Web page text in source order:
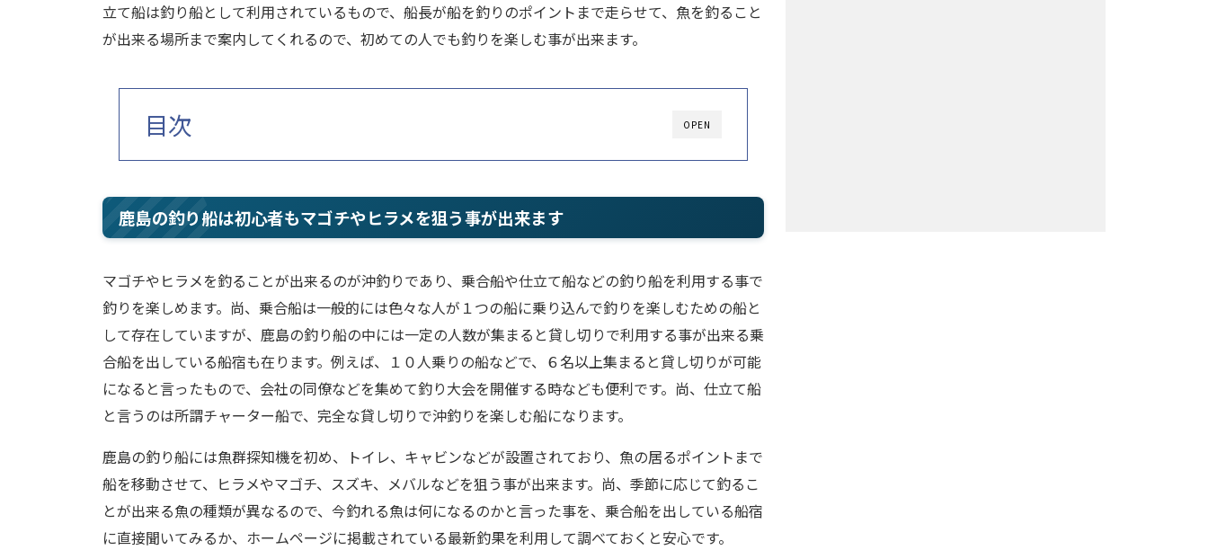
立て船は釣り船として利用されているもので、船長が船を釣りのポイントまで走らせて、魚を釣ること
が出来る場所まで案内してくれるので、初めての人でも釣りを楽しむ事が出来ます。
OPEN
目次
鹿島の釣り船は初心者もマゴチやヒラメを狙う事が出来ます
マゴチやヒラメを釣ることが出来るのが沖釣りであり、乗合船や仕立て船などの釣り船を利用する事で
釣りを楽しめます。尚、乗合船は一般的には色々な人が１つの船に乗り込んで釣りを楽しむための船と
して存在していますが、鹿島の釣り船の中には一定の人数が集まると貸し切りで利用する事が出来る乗
合船を出している船宿も在ります。例えば、１０人乗りの船などで、６名以上集まると貸し切りが可能
になると言ったもので、会社の同僚などを集めて釣り大会を開催する時なども便利です。尚、仕立て船
と言うのは所謂チャーター船で、完全な貸し切りで沖釣りを楽しむ船になります。
鹿島の釣り船には魚群探知機を初め、トイレ、キャビンなどが設置されており、魚の居るポイントまで
船を移動させて、ヒラメやマゴチ、スズキ、メバルなどを狙う事が出来ます。尚、季節に応じて釣るこ
とが出来る魚の種類が異なるので、今釣れる魚は何になるのかと言った事を、乗合船を出している船宿
に直接聞いてみるか、ホームページに掲載されている最新釣果を利用して調べておくと安心です。